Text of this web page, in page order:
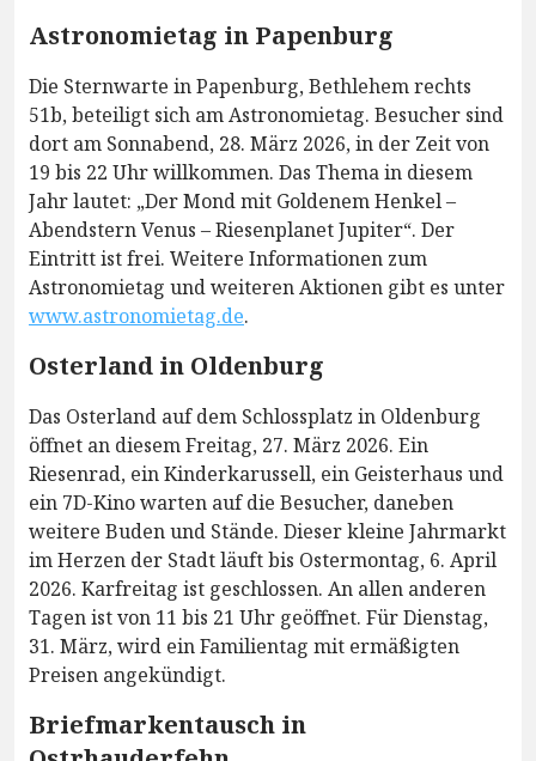
Astronomietag in Papenburg
Die Sternwarte in Papenburg, Bethlehem rechts
51b, beteiligt sich am Astronomietag. Besucher sind
dort am Sonnabend, 28. März 2026, in der Zeit von
19 bis 22 Uhr willkommen. Das Thema in diesem
Jahr lautet: „Der Mond mit Goldenem Henkel –
Abendstern Venus – Riesenplanet Jupiter“. Der
Eintritt ist frei. Weitere Informationen zum
Astronomietag und weiteren Aktionen gibt es unter
www.astronomietag.de.
Osterland in Oldenburg
Das Osterland auf dem Schlossplatz in Oldenburg
öffnet an diesem Freitag, 27. März 2026. Ein
Riesenrad, ein Kinderkarussell, ein Geisterhaus und
ein 7D-Kino warten auf die Besucher, daneben
weitere Buden und Stände. Dieser kleine Jahrmarkt
im Herzen der Stadt läuft bis Ostermontag, 6. April
2026. Karfreitag ist geschlossen. An allen anderen
Tagen ist von 11 bis 21 Uhr geöffnet. Für Dienstag,
31. März, wird ein Familientag mit ermäßigten
Preisen angekündigt.
Briefmarkentausch in